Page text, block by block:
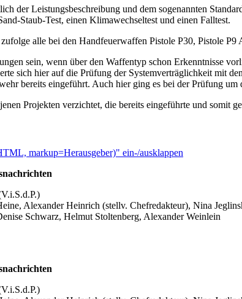
der Leistungsbeschreibung und dem sogenannten
Staub-Test, einen Klimawechseltest und einen Falltest.
alle bei den Handfeuerwaffen Pistole P30, Pistole
sein, wenn über den Waffentyp schon Erkenntnisse
sich hier auf die Prüfung der Systemverträglichkeit mit
bereits eingeführt. Auch hier ging es bei der Prüfung
Projekten verzichtet, die bereits eingeführte und somit
markup=Herausgeber)" ein-/ausklappen
Alexander Heinrich (stellv. Chefredakteur), Nina
Schwarz, Helmut Stoltenberg, Alexander Weinlein